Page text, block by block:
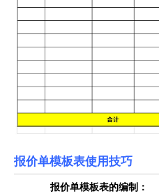
报价单模板表使用技巧
报价单模板表的编制：